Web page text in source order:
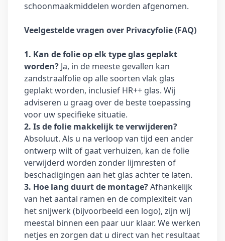
schoonmaakmiddelen worden afgenomen.
Veelgestelde vragen over Privacyfolie (FAQ)
1. Kan de folie op elk type glas geplakt
worden? Ja, in de meeste gevallen kan
zandstraalfolie op alle soorten vlak glas
geplakt worden, inclusief HR++ glas. Wij
adviseren u graag over de beste toepassing
voor uw specifieke situatie.
2. Is de folie makkelijk te verwijderen?
Absoluut. Als u na verloop van tijd een ander
ontwerp wilt of gaat verhuizen, kan de folie
verwijderd worden zonder lijmresten of
beschadigingen aan het glas achter te laten.
3. Hoe lang duurt de montage?Afhankelijk
van het aantal ramen en de complexiteit van
het snijwerk (bijvoorbeeld een logo), zijn wij
meestal binnen een paar uur klaar. We werken
netjes en zorgen dat u direct van het resultaat